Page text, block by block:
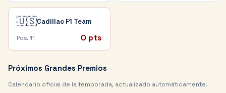
🇺🇸Cadillac F1 Team
Pos. 11 0 pts
Próximos Grandes Premios
Calendario oficial de la temporada, actualizado automáticamente.